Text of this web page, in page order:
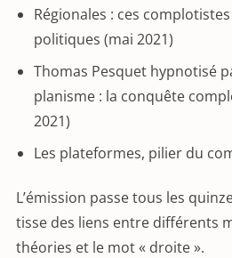
Régionales : ces
politiques (mai 2021)
Thomas Pesquet hypnotisé
planisme : la conquête
2021)
Les plateformes, pilier du
L’émission passe tous les
tisse des liens entre différents
théories et le mot « droite ».